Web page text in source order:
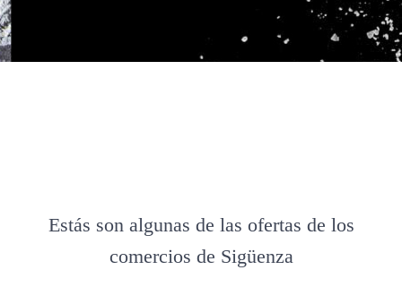
Estás son algunas de las ofertas de los
comercios de Sigüenza